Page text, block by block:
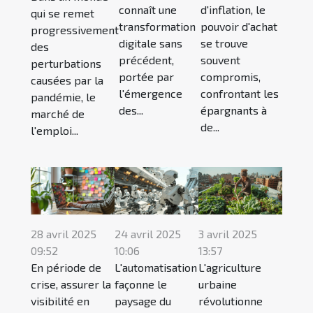
qui se remet
progressivement
des
perturbations
causées par la
pandémie, le
marché de
l'emploi...
connaît une
transformation
digitale sans
précédent,
portée par
l'émergence
des...
d'inflation, le
pouvoir d'achat
se trouve
souvent
compromis,
confrontant les
épargnants à
de...
28 avril 2025
09:52
En période de
crise, assurer la
visibilité en
24 avril 2025
10:06
L'automatisation
façonne le
paysage du
3 avril 2025
13:57
L'agriculture
urbaine
révolutionne